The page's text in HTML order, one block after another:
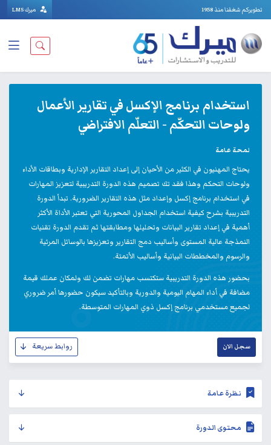
تطويركم شغفنا منذ 1958 ميرك LMS
استخدام برنامج الإكسل في تقارير الأعمال
ولوحات التحكّم - التعلّم الافتراضي
لمحة عامة
يحتاج المهنيون في الكثير من الأحيان إلى إعداد التقارير الإدارية وبطاقات الأداء
ولوحات التحكم وهذا فقد تك تصميم هذه الدورة التدريبية لتعزيز المهارات
في استخدام برنامج إكسل وإعداد مثل هذه التقارير الضرورية. تبدأ الدورة
التدريبية بشرح كيفية استخدام الجداول المحورية التي تعتبر الأداة الأكثر
أهمية في إعداد تقارير البيانات وتحليلها ومطابقتها ثم تقدم الدورة تقنيات
النمذجة عالية المستوى وأساليب دمج التقارير وتعزيزها بالوسائل المرئية
والرسوم والمخططات البيانية وأساليب الأتمتة.
بحضور هذه الدورة التدريبية ستكتسب مهارات تضمن لك ولمكان عملك قيمة
مضافة في أداء المهام اليومية والدورية وبالتأكيد سيكون حضورها أمر ضروري
لجميع مستخدمي برنامج إكسل ذوي المهارات المتوسطة.
روابط سريعة سجل الان
نظرة عامة
محتوى الدورة